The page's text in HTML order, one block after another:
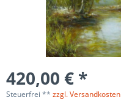
420,00 € *
Steuerfrei ** zzgl. Versandkosten